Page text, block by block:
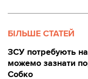
БІЛЬШЕ СТАТЕЙ
ЗСУ потребують
можемо зазнати
Собко